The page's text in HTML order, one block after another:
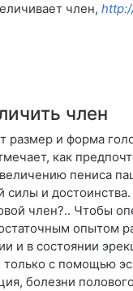
член,
член
размер и форма
как
пениса
силы и
член?.. Чтобы
опытом
и в состоянии
с помощью
болезни